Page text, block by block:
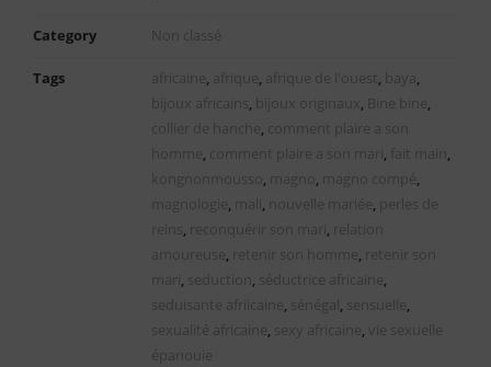
Category Non classé
Tags africaine, afrique, afrique de l'ouest , baya,
bijoux africains , bijoux originaux , Bine bine,
collier de hanche, comment plaire a son
homme, comment plaire a son mari , fait main,
kongnonmousso, magno, magno compé,
magnologie, mali , nouvelle mariée, perles de
reins , reconquérir son mari , relation
amoureuse, retenir son homme, retenir son
mari , seduction, séductrice africaine,
seduisante afriicaine, sénégal , sensuelle,
sexualité africaine, sexy africaine, vie sexuelle
épanouie